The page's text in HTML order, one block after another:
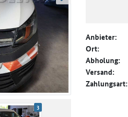
3
Anbieter:
Ort:
Abholung:
Versand:
Zahlungsart: